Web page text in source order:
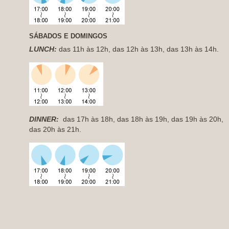
SÁBADOS E DOMINGOS
LUNCH: das 11h às 12h, das 12h às 13h, das 13h às 14h.
DINNER: das 17h às 18h, das 18h às 19h, das 19h às 20h,
das 20h às 21h.